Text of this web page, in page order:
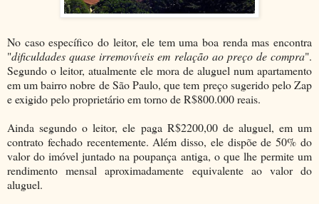
No caso específico do leitor, ele tem uma boa renda mas encontra
"dificuldades quase irremovíveis em relação ao preço de compra".
Segundo o leitor, atualmente ele mora de aluguel num apartamento
em um bairro nobre de São Paulo, que tem preço sugerido pelo Zap
e exigido pelo proprietário em torno de R$800.000 reais.
Ainda segundo o leitor, ele paga R$2200,00 de aluguel, em um
contrato fechado recentemente. Além disso, ele dispõe de 50% do
valor do imóvel juntado na poupança antiga, o que lhe permite um
rendimento mensal aproximadamente equivalente ao valor do
aluguel.